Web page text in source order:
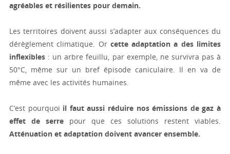
agréables et résilientes pour demain.
Les territoires doivent aussi s’adapter aux conséquences du
dérèglement climatique. Or cette adaptation a des limites
inflexibles: un arbre feuillu, par exemple, ne survivra pas à
50°C, même sur un bref épisode caniculaire. Il en va de
même avec les activités humaines.
C’est pourquoi il faut aussi réduire nos émissions de gaz à
effet de serrepour que ces solutions restent viables.
Atténuation et adaptation doivent avancer ensemble.